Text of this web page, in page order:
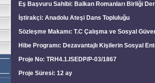
Eş Başvuru Sahibi: Balkan Romanları Birliği
İştirakçi: Anadolu Ateşi Dans Topluluğu
Sözleşme Makamı: T.C Çalışma ve Sosyal
Hibe Programı: Dezavantajlı Kişilerin Sosyal
Proje No: TRH4.1.ISEDP/P-03/1867
Proje Süresi: 12 ay